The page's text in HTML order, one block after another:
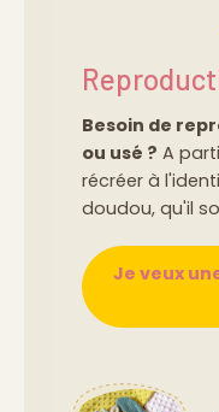
Besoin de
ou usé ? A
récréer à
doudou, qu'il
Je veux